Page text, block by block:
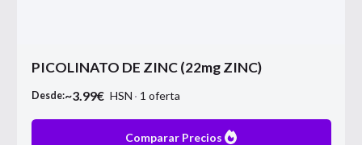
PICOLINATO DE ZINC (22mg ZINC)
Desde:~3.99€ HSN 1 oferta
Comparar Precios